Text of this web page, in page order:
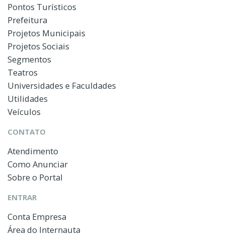
Pontos Turísticos
Prefeitura
Projetos Municipais
Projetos Sociais
Segmentos
Teatros
Universidades e Faculdades
Utilidades
Veículos
CONTATO
Atendimento
Como Anunciar
Sobre o Portal
ENTRAR
Conta Empresa
Área do Internauta